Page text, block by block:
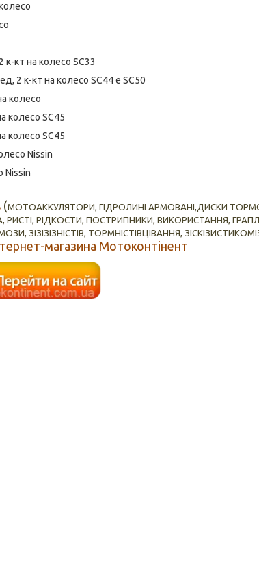
к-кт на колесо SC33
2 к-кт на колесо SC44 e SC50
колесо
колесо SC45
колесо SC45
Nissin
Nissin
(МОТОАККУЛЯТОРИ, ГІДРОЛИНІ АРМОВАНІ,ДИСКИ
РІДКОСТИ, ПОСТРИПНИКИ, ВИКОРИСТАННЯ,
ЗІЗІЗІЗНІСТІВ, ТОРМНІСТІВЦІВАННЯ,
магазина Мотоконтінент